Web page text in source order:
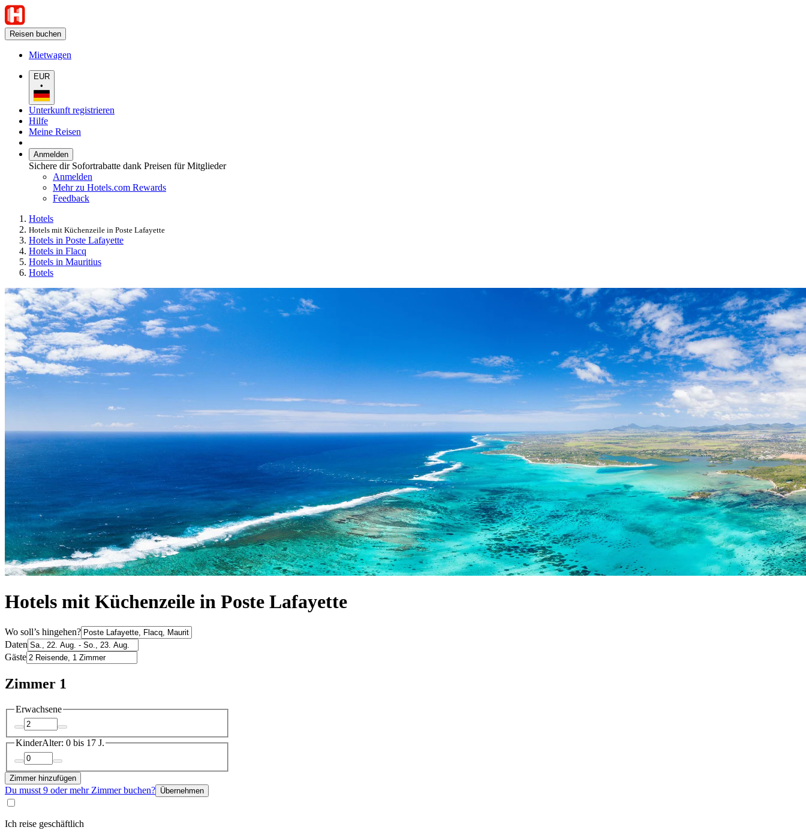
Reisen buchen
Mietwagen
EUR
•
Unterkunft registrieren
Hilfe
Meine Reisen
Anmelden
Sichere dir Sofortrabatte dank Preisen für Mitglieder
Anmelden
Mehr zu Hotels.com Rewards
Feedback
Hotels
Hotels mit Küchenzeile in Poste Lafayette
Hotels in Poste Lafayette
Hotels in Flacq
Hotels in Mauritius
Hotels
Hotels mit Küchenzeile in Poste Lafayette
Wo soll’s hingehen?
Daten
Gäste
Zimmer 1
Erwachsene
KinderAlter: 0 bis 17 J.
Zimmer hinzufügen
Du musst 9 oder mehr Zimmer buchen? Übernehmen
Ich reise geschäftlich